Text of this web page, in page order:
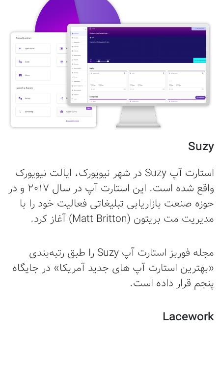
Suzy
استارت آپ Suzy در شهر نیویورک، ایالت نیویورک
واقع شده است. این استارت آپ در سال ۲۰۱۷ و در
حوزه صنعت بازاریابی تبلیغاتی فعالیت خود را با
مدیریت مت بریتون (Matt Britton) آغاز کرد.
مجله فوربز استارت آپ Suzy را طبق رتبه‌بندی
«بهترین استارت آپ های جدید آمریکا» در جایگاه
پنجم قرار داده است.
Lacework